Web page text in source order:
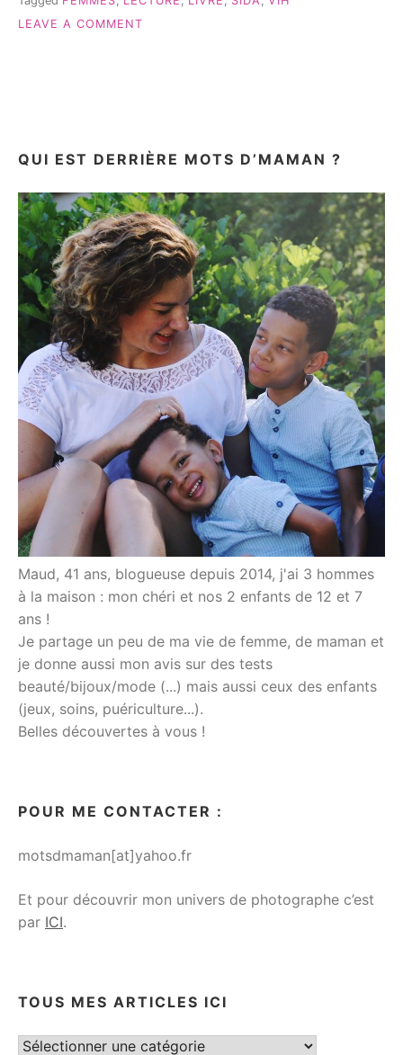
LEAVE A COMMENT
QUI EST DERRIÈRE MOTS D’MAMAN ?
Maud, 41 ans, blogueuse depuis 2014, j'ai 3 hommes
à la maison : mon chéri et nos 2 enfants de 12 et 7
ans !
Je partage un peu de ma vie de femme, de maman et
je donne aussi mon avis sur des tests
beauté/bijoux/mode (...) mais aussi ceux des enfants
(jeux, soins, puériculture...).
Belles découvertes à vous !
POUR ME CONTACTER :
motsdmaman[at]yahoo.fr
Et pour découvrir mon univers de photographe c’est
par ICI.
TOUS MES ARTICLES ICI
Tous